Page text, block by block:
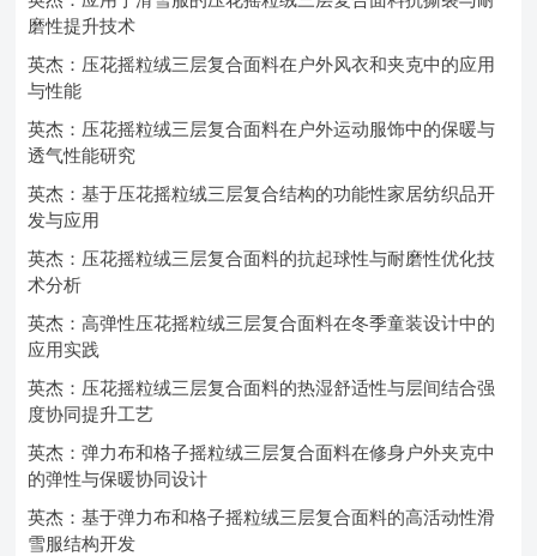
磨性提升技术
英杰：压花摇粒绒三层复合面料在户外风衣和夹克中的应用
与性能
英杰：压花摇粒绒三层复合面料在户外运动服饰中的保暖与
透气性能研究
英杰：基于压花摇粒绒三层复合结构的功能性家居纺织品开
发与应用
英杰：压花摇粒绒三层复合面料的抗起球性与耐磨性优化技
术分析
英杰：高弹性压花摇粒绒三层复合面料在冬季童装设计中的
应用实践
英杰：压花摇粒绒三层复合面料的热湿舒适性与层间结合强
度协同提升工艺
英杰：弹力布和格子摇粒绒三层复合面料在修身户外夹克中
的弹性与保暖协同设计
英杰：基于弹力布和格子摇粒绒三层复合面料的高活动性滑
雪服结构开发